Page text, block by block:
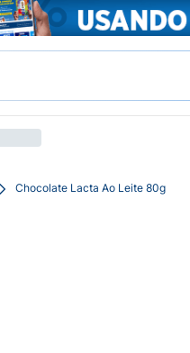
Chocolate Lacta Ao Leite 80g